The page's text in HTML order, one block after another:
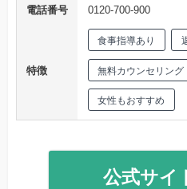
電話番号 0120-700-900
特徴
食事指導あり
無料カウンセリング
女性もおすすめ
公式サイ